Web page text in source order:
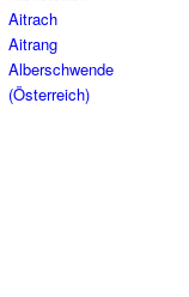
Aitrach
Aitrang
Alberschwende
(Österreich)